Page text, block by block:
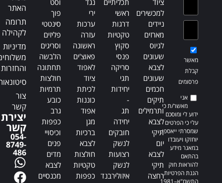
מאשר
קבלת
פרסומים
אני
מאשר/ת כי
ידוע לי ומוסכם
עלי כי הפרטים
שמסרתי ייאספו,
יוחזקו ויעובדו
במאגר מידע
בהתאם
להוראות חוק
הגנת הפרטיות,
ציוד
למכשירים
ניידים
מארזים
לגיוס
שעונים
לצבא
שעונים
חכמים
תיקים
ותרמילים
לצבא
תיקי
יום
לצבא
תיקי
רחצה
תכליתיים
ראשי
דרגות
טקטיות
סקוץ
פנסי
סריקה
תגי
יחידות
-
תג
יחידה
חובקים
לנשק
רצועות
לנשק
איזולירבנד
נגד
ירי
ערכות
עזרה
ראשונה
פאוצ'ים
לאפוד
ציוד
לכיתת
כוננות
אפוד
מגן
ברכיות
לצבא
חולצות
טקטיות
כפפות
וסט
פוך
סינטטי
פליזים
וסריגים
הלבשה
תחתונה
חולצות
תרמיות
כובע
גרב
כפפות
וכיסויי
פנים
מדים
לצבא
מכנסיים
האתר
תרומה
לקהילה
מדיניות
והחזרות
צור
קשר
יצירת
קשר
054-
8749-
486